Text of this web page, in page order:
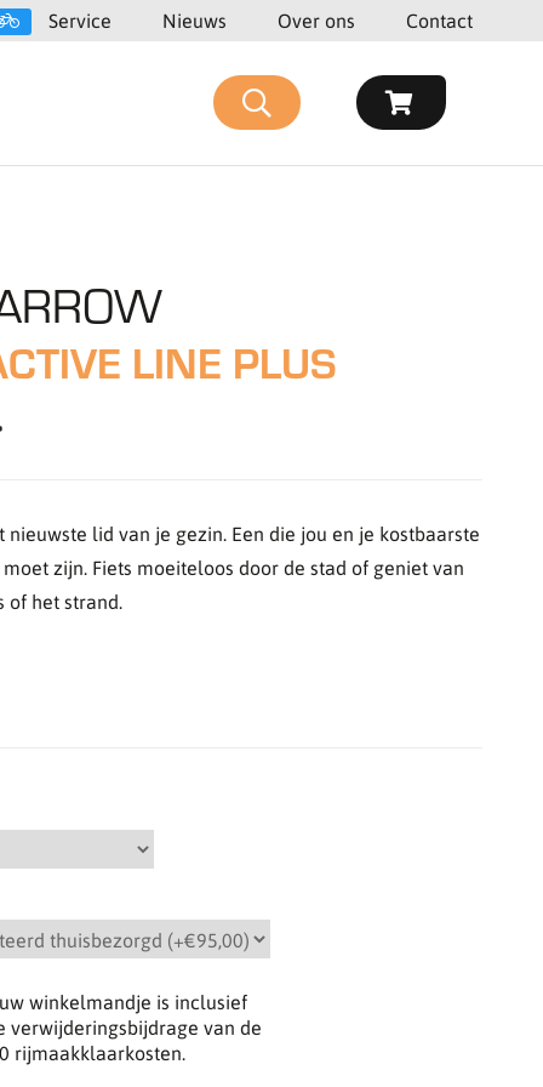
Service Nieuws Over ons Contact
LINE PLUS
nieuwste lid van je gezin. Een die jou en je kostbaarste
zijn. Fiets moeiteloos door de stad of geniet van
of het strand.
winkelmandje is inclusief
van de
rijmaakklaarkosten.